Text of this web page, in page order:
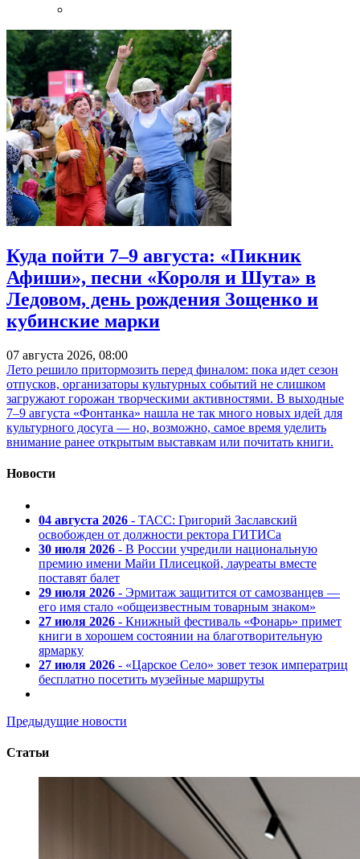
Куда пойти 7–9 августа: «Пикник
Афиши», песни «Короля и Шута» в
Ледовом, день рождения Зощенко и
кубинские марки
07 августа 2026, 08:00
Лето решило притормозить перед финалом: пока идет сезон
отпусков, организаторы культурных событий не слишком
загружают горожан творческими активностями. В выходные
7–9 августа «Фонтанка» нашла не так много новых идей для
культурного досуга — но, возможно, самое время уделить
внимание ранее открытым выставкам или почитать книги.
Новости
04 августа 2026 - ТАСС: Григорий Заславский
освобожден от должности ректора ГИТИСа
30 июля 2026 - В России учредили национальную
премию имени Майи Плисецкой, лауреаты вместе
поставят балет
29 июля 2026 - Эрмитаж защитится от самозванцев —
его имя стало «общеизвестным товарным знаком»
27 июля 2026 - Книжный фестиваль «Фонарь» примет
книги в хорошем состоянии на благотворительную
ярмарку
27 июля 2026 - «Царское Село» зовет тезок императриц
бесплатно посетить музейные маршруты
Предыдущие новости
Статьи